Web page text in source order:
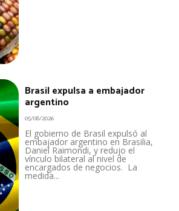
Brasil expulsa a embajador
argentino
05/08/2026
El gobierno de Brasil expulsó al
embajador argentino en Brasilia,
Daniel Raimondi, y redujo el
vínculo bilateral al nivel de
encargados de negocios. La
medida...